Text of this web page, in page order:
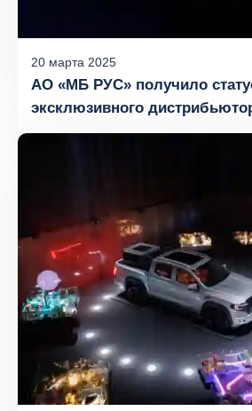
20 марта 2025
АО «МБ РУС» получило
эксклюзивного
и пикапов FOTON в России